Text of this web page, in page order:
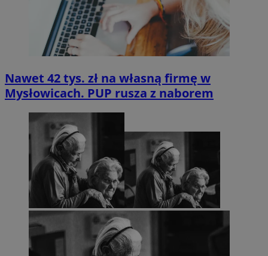
Nawet 42 tys. zł na własną firmę w
Mysłowicach. PUP rusza z naborem